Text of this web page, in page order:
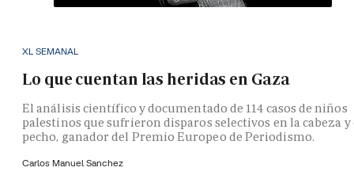
XL SEMANAL
Lo que cuentan las heridas en Gaza
El análisis científico y documentado de 114 casos de niños
palestinos que sufrieron disparos selectivos en la cabeza y
pecho, ganador del Premio Europeo de Periodismo.
Carlos Manuel Sanchez